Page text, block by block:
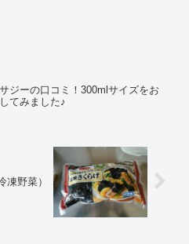
ジーの口コミ！300mlサイズをお
てみました♪
凍野菜）